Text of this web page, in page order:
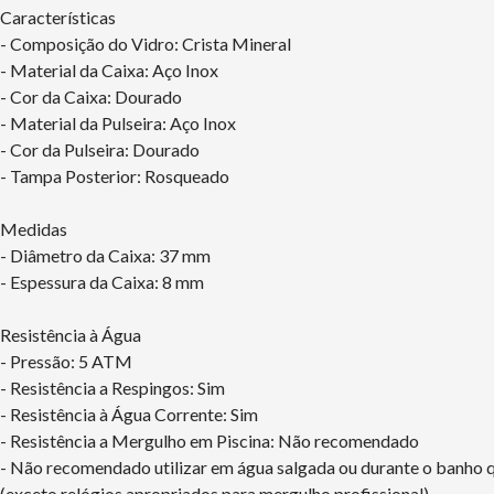
Características
- Composição do Vidro: Crista Mineral
- Material da Caixa: Aço Inox
- Cor da Caixa: Dourado
- Material da Pulseira: Aço Inox
- Cor da Pulseira: Dourado
- Tampa Posterior: Rosqueado
Medidas
- Diâmetro da Caixa: 37 mm
- Espessura da Caixa: 8 mm
Resistência à Água
- Pressão: 5 ATM
- Resistência a Respingos: Sim
- Resistência à Água Corrente: Sim
- Resistência a Mergulho em Piscina: Não recomendado
- Não recomendado utilizar em água salgada ou durante o banho